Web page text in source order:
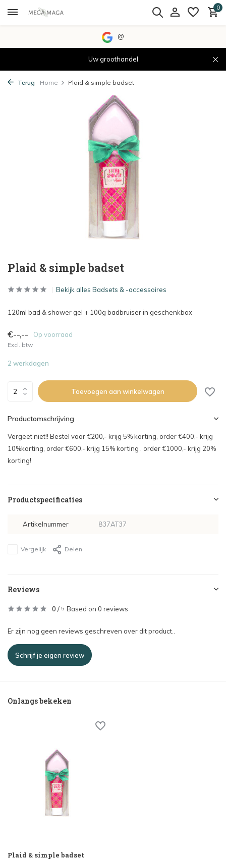
0
@
Uw groothandel
Terug Home Plaid & simple badset
Plaid & simple badset
Bekijk alles Badsets & -accessoires
120ml bad & shower gel + 100g badbruiser in geschenkbox
€--,-- Op voorraad
Excl. btw
2 werkdagen
Toevoegen aan winkelwagen
Productomschrijving
Vergeet niet!! Bestel voor €200,- krijg 5% korting, order €400,- krijg
10%korting, order €600,- krijg 15% korting , order €1000,- krijg 20%
korting!
Productspecificaties
Artikelnummer 837AT37
Vergelijk Delen
Reviews
0 / 5 Based on 0 reviews
Er zijn nog geen reviews geschreven over dit product..
Schrijf je eigen review
Onlangs bekeken
Plaid & simple badset